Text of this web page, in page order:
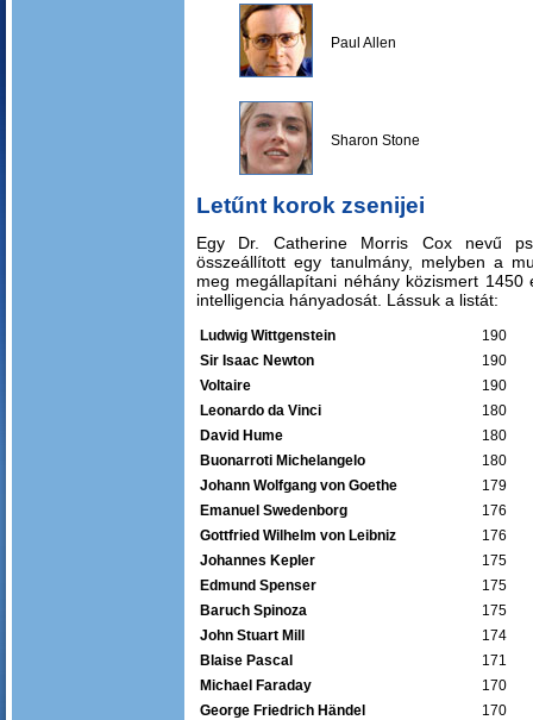
Paul Allen
Sharon Stone
Letűnt korok zsenijei
Egy Dr. Catherine Morris Cox nevű
összeállított egy tanulmány, melyben a
meg megállapítani néhány közismert
intelligencia hányadosát. Lássuk a listát:
Ludwig Wittgenstein
190
Sir Isaac Newton
190
Voltaire
190
Leonardo da Vinci
180
David Hume
180
Buonarroti Michelangelo
180
Johann Wolfgang von Goethe
179
Emanuel Swedenborg
176
Gottfried Wilhelm von Leibniz
176
Johannes Kepler
175
Edmund Spenser
175
Baruch Spinoza
175
John Stuart Mill
174
Blaise Pascal
171
Michael Faraday
170
George Friedrich Händel
170